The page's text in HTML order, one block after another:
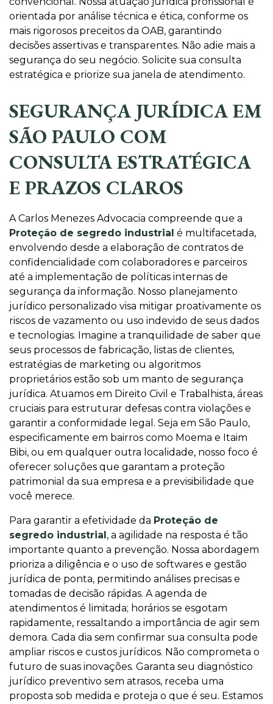
orientada por análise técnica e ética, conforme os
mais rigorosos preceitos da OAB, garantindo
decisões assertivas e transparentes. Não adie mais a
segurança do seu negócio. Solicite sua consulta
estratégica e priorize sua janela de atendimento.
SEGURANÇA JURÍDICA EM
SÃO PAULO COM
CONSULTA ESTRATÉGICA
E PRAZOS CLAROS
A Carlos Menezes Advocacia compreende que a
Proteção de segredo industrial é multifacetada,
envolvendo desde a elaboração de contratos de
confidencialidade com colaboradores e parceiros
até a implementação de políticas internas de
segurança da informação. Nosso planejamento
jurídico personalizado visa mitigar proativamente os
riscos de vazamento ou uso indevido de seus dados
e tecnologias. Imagine a tranquilidade de saber que
seus processos de fabricação, listas de clientes,
estratégias de marketing ou algoritmos
proprietários estão sob um manto de segurança
jurídica. Atuamos em Direito Civil e Trabalhista, áreas
cruciais para estruturar defesas contra violações e
garantir a conformidade legal. Seja em São Paulo,
especificamente em bairros como Moema e Itaim
Bibi, ou em qualquer outra localidade, nosso foco é
oferecer soluções que garantam a proteção
patrimonial da sua empresa e a previsibilidade que
você merece.
Para garantir a efetividade da Proteção de
segredo industrial, a agilidade na resposta é tão
importante quanto a prevenção. Nossa abordagem
prioriza a diligência e o uso de softwares e gestão
jurídica de ponta, permitindo análises precisas e
tomadas de decisão rápidas. A agenda de
atendimentos é limitada; horários se esgotam
rapidamente, ressaltando a importância de agir sem
demora. Cada dia sem confirmar sua consulta pode
ampliar riscos e custos jurídicos. Não comprometa o
futuro de suas inovações. Garanta seu diagnóstico
jurídico preventivo sem atrasos, receba uma
proposta sob medida e proteja o que é seu. Estamos